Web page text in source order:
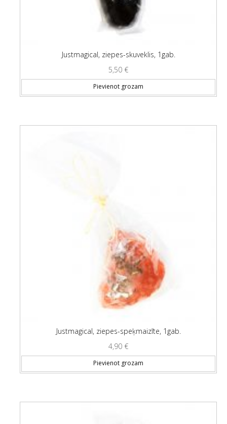
Justmagical, ziepes-skuveklis, 1gab.
5,50 €
Pievienot grozam
Justmagical, ziepes-speķmaizīte, 1gab.
4,90 €
Pievienot grozam